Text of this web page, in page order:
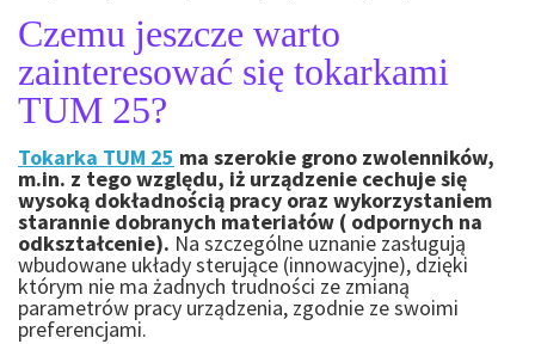
Czemu jeszcze warto
zainteresować się tokarkami
TUM 25?
Tokarka TUM 25 ma szerokie grono zwolenników,
m.in. z tego względu, iż urządzenie cechuje się
wysoką dokładnością pracy oraz wykorzystaniem
starannie dobranych materiałów ( odpornych na
odkształcenie). Na szczególne uznanie zasługują
wbudowane układy sterujące (innowacyjne), dzięki
którym nie ma żadnych trudności ze zmianą
parametrów pracy urządzenia, zgodnie ze swoimi
preferencjami.